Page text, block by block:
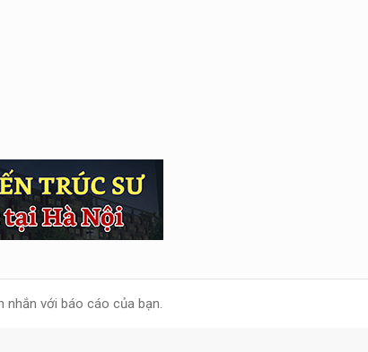
nhắn với báo cáo của bạn.